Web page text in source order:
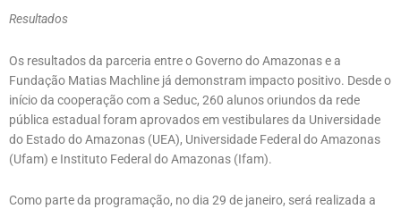
Resultados
Os resultados da parceria entre o Governo do Amazonas e a
Fundação Matias Machline já demonstram impacto positivo. Desde o
início da cooperação com a Seduc, 260 alunos oriundos da rede
pública estadual foram aprovados em vestibulares da Universidade
do Estado do Amazonas (UEA), Universidade Federal do Amazonas
(Ufam) e Instituto Federal do Amazonas (Ifam).
Como parte da programação, no dia 29 de janeiro, será realizada a